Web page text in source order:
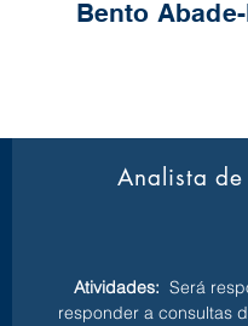
Bento
Analista de
Atividades: Será
responder a consultas